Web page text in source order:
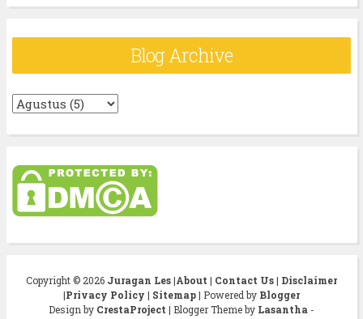
Blog Archive
Copyright © 2026 Juragan Les|About | Contact Us| Disclaimer
|Privacy Policy | Sitemap| Powered by Blogger
Design by CrestaProject | Blogger Theme by Lasantha -